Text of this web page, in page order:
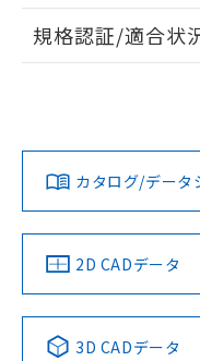
タイムチャート
A: 40mm以上、B:
上、n: 20mm以上
検出領域
ロ
ダウンロードデータを
みください。
ソフトウェアの使用条件
EU RoHS 注意事項
対応済み
中国 RoHS 注意事
規格認証/適合状
LR型式承認
（イギリス
船舶規格）
DNV
（ノ
No No
カタログ/データ
2D CADデータ
3D CADデータ